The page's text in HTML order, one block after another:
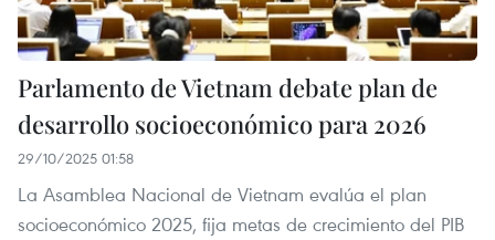
Parlamento de Vietnam debate plan de
desarrollo socioeconómico para 2026
29/10/2025 01:58
La Asamblea Nacional de Vietnam evalúa el plan
socioeconómico 2025, fija metas de crecimiento del PIB